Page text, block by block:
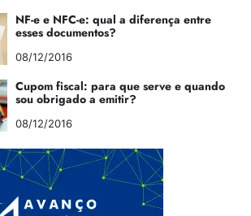
NF-e e NFC-e: qual a diferença entre
esses documentos?
08/12/2016
Cupom fiscal: para que serve e quando
sou obrigado a emitir?
08/12/2016